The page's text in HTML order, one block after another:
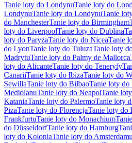
Tanie loty do LondynuTanie loty do
LondynuTanie loty do LondynuTanie
do ManchesterTanie loty do Birmingham
loty do LiverpoolTanie loty do Dublina
loty do ParyżaTanie loty do NiceaTanie
do LyonTanie loty do TuluzaTanie loty
MadrytuTanie loty do Palmy de Mallorca
loty do AlicanteTanie loty do Teneryfy
CanariiTanie loty do IbizaTanie loty do
SewillaTanie loty do BilbaoTanie loty do
MediolanuTanie loty do NeapolTanie
KataniaTanie loty do PalermoTanie loty
PizaTanie loty do FlorencjaTanie loty do
FrankfurtuTanie loty do Monachium
do DüsseldorfTanie loty do Hamburg
loty do KoloniaTanie loty do Amsterdamu